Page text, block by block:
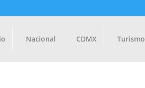
Nacional CDMX Turismo